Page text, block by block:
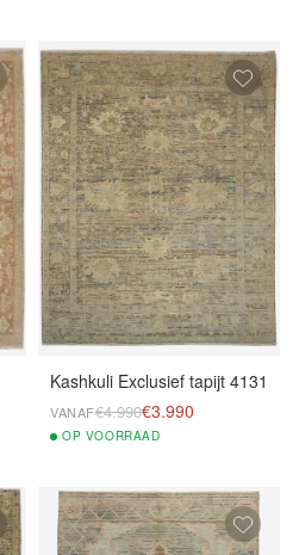
Kashkuli Exclusief tapijt 4131
VANAF€4.990€3.990
OP VOORRAAD